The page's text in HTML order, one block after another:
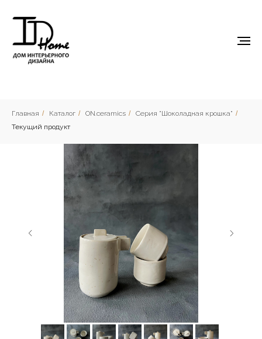
Главная / Каталог / ON.ceramics / Серия "Шоколадная крошка" /
Текущий продукт